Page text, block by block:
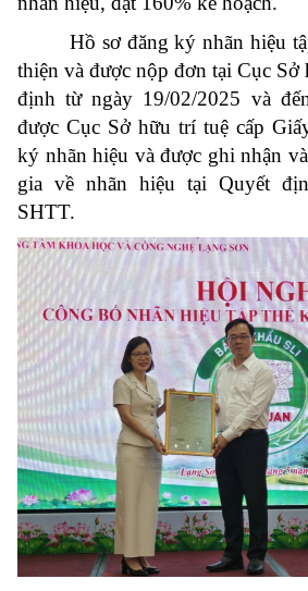
Hồ sơ đăng ký nhãn hiệu
thiện và được nộp đơn tại Cục
định từ ngày 19/02/2025 và
được Cục Sở hữu trí tuệ cấp
ký nhãn hiệu và được ghi nhận
gia về nhãn hiệu tại Quyết
SHTT.